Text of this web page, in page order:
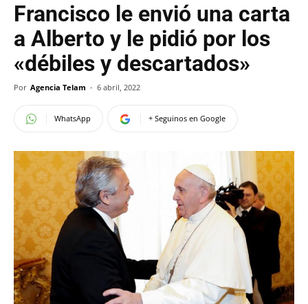
Francisco le envió una carta
a Alberto y le pidió por los
«débiles y descartados»
Por Agencia Telam - 6 abril, 2022
WhatsApp + Seguinos en Google